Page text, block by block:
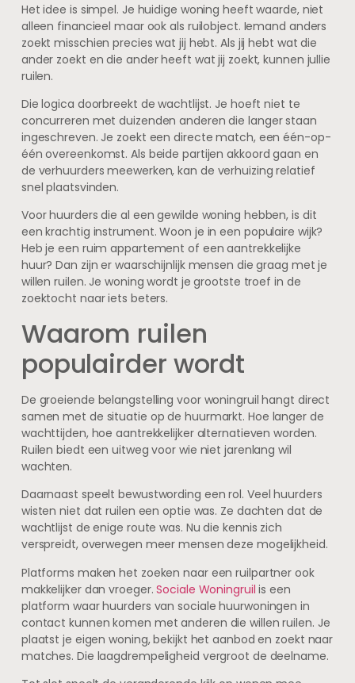
Het idee is simpel. Je huidige woning heeft waarde, niet
alleen financieel maar ook als ruilobject. Iemand anders
zoekt misschien precies wat jij hebt. Als jij hebt wat die
ander zoekt en die ander heeft wat jij zoekt, kunnen jullie
ruilen.
Die logica doorbreekt de wachtlijst. Je hoeft niet te
concurreren met duizenden anderen die langer staan
ingeschreven. Je zoekt een directe match, een één-op-
één overeenkomst. Als beide partijen akkoord gaan en
de verhuurders meewerken, kan de verhuizing relatief
snel plaatsvinden.
Voor huurders die al een gewilde woning hebben, is dit
een krachtig instrument. Woon je in een populaire wijk?
Heb je een ruim appartement of een aantrekkelijke
huur? Dan zijn er waarschijnlijk mensen die graag met je
willen ruilen. Je woning wordt je grootste troef in de
zoektocht naar iets beters.
Waarom ruilen
populairder wordt
De groeiende belangstelling voor woningruil hangt direct
samen met de situatie op de huurmarkt. Hoe langer de
wachttijden, hoe aantrekkelijker alternatieven worden.
Ruilen biedt een uitweg voor wie niet jarenlang wil
wachten.
Daarnaast speelt bewustwording een rol. Veel huurders
wisten niet dat ruilen een optie was. Ze dachten dat de
wachtlijst de enige route was. Nu die kennis zich
verspreidt, overwegen meer mensen deze mogelijkheid.
Platforms maken het zoeken naar een ruilpartner ook
makkelijker dan vroeger.Sociale Woningruil is een
platform waar huurders van sociale huurwoningen in
contact kunnen komen met anderen die willen ruilen. Je
plaatst je eigen woning, bekijkt het aanbod en zoekt naar
matches. Die laagdrempeligheid vergroot de deelname.